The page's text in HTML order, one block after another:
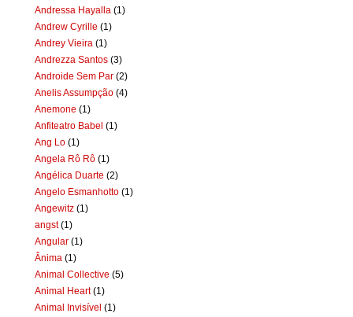
Andressa Hayalla (1)
Andrew Cyrille (1)
Andrey Vieira (1)
Andrezza Santos (3)
Androide Sem Par (2)
Anelis Assumpção (4)
Anemone (1)
Anfiteatro Babel (1)
Ang Lo (1)
Angela Rô Rô (1)
Angélica Duarte (2)
Angelo Esmanhotto (1)
Angewitz (1)
angst (1)
Angular (1)
Ânima (1)
Animal Collective (5)
Animal Heart (1)
Animal Invisível (1)